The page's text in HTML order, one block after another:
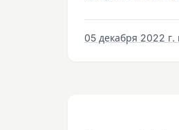
05 декабря 2022 г.